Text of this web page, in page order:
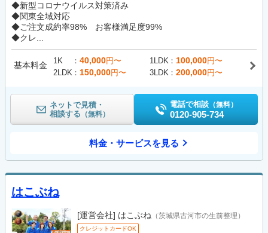
◆新型コロナウイルス対策済み
◆関東全域対応
◆ご注文成約率98% お客様満足度99%
◆クレ...
基本料金 1K 40,000円〜 1LDK 100,000円〜
2LDK
150,000円〜 3LDK 200,000円〜
ネットで見積・
相談する （無料）
電話で相談 （無料）
0120-905-734
料金・サービスを見る
はこぶね
[運営会社] はこぶね （茨城県古河市の生前整理）
クレジットカードOK